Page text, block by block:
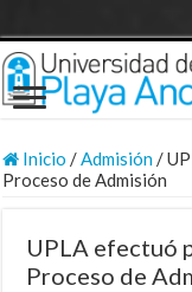
Inicio /Admisión/
Proceso de Admisión
UPLA efectuó
Proceso de